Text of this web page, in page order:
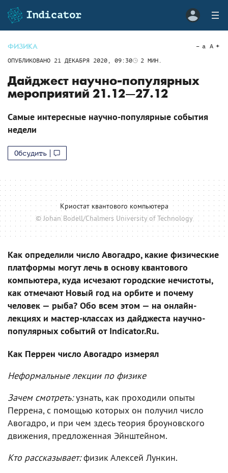
ФИЗИКА
ОПУБЛИКОВАНО 21 ДЕКАБРЯ 2020, 09:30 2 МИН.
a A
Дайджест научно-популярных
мероприятий 21.12—27.12
Самые интересные научно-популярные события
недели
Обсудить
Криостат квантового компьютера
© Johan Bodell/Chalmers University of Technology
Как определили число Авогадро, какие физические
платформы могут лечь в основу квантового
компьютера, куда исчезают городские нечистоты,
как отмечают Новый год на орбите и почему
человек — рыба? Обо всем этом — на онлайн-
лекциях и мастер-классах из дайджеста научно-
популярных событий от Indicator.Ru.
Как Перрен число Авогадро измерял
Неформальные лекции по физике
Зачем смотреть:узнать, как проходили опыты
Перрена, с помощью которых он получил число
Авогадро, и при чем здесь теория броуновского
движения, предложенная Эйнштейном.
Кто рассказывает:физик Алексей Лункин.